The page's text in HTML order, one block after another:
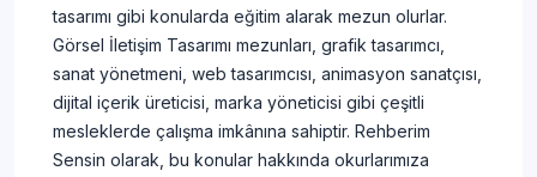
tasarımı gibi konularda eğitim alarak mezun olurlar.
Görsel İletişim Tasarımı mezunları, grafik tasarımcı,
sanat yönetmeni, web tasarımcısı, animasyon sanatçısı,
dijital içerik üreticisi, marka yöneticisi gibi çeşitli
mesleklerde çalışma imkânına sahiptir. Rehberim
Sensin olarak, bu konular hakkında okurlarımıza